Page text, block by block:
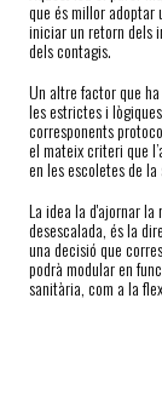
que és millor adoptar
iniciar un retorn dels
dels contagis.
Un altre factor que
les estrictes i
corresponents
el mateix criteri que
en les escoletes de
La idea la d'ajornar
desescalada, és la
una decisió que
podrà modular en
sanitària, com a la